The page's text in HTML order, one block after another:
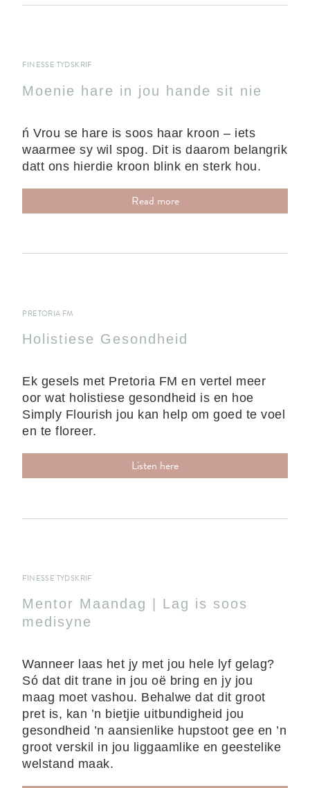
FINESSE TYDSKRIF
Moenie hare in jou hande sit nie
ń Vrou se hare is soos haar kroon – iets
waarmee sy wil spog. Dit is daarom belangrik
datt ons hierdie kroon blink en sterk hou.
Read more
PRETORIA FM
Holistiese Gesondheid
Ek gesels met Pretoria FM en vertel meer
oor wat holistiese gesondheid is en hoe
Simply Flourish jou kan help om goed te voel
en te floreer.
Listen here
FINESSE TYDSKRIF
Mentor Maandag | Lag is soos
medisyne
Wanneer laas het jy met jou hele lyf gelag?
Só dat dit trane in jou oë bring en jy jou
maag moet vashou. Behalwe dat dit groot
pret is, kan ’n bietjie uitbundigheid jou
gesondheid ’n aansienlike hupstoot gee en ’n
groot verskil in jou liggaamlike en geestelike
welstand maak.